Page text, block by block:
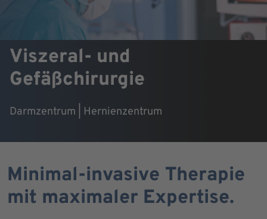
Viszeral- und
Gefäßchirurgie
Darmzentrum | Hernienzentrum
Minimal-invasive Therapie
mit maximaler Expertise.